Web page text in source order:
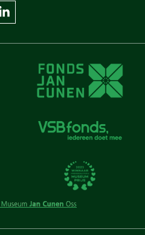
Jan Cunen
Jan Cunen
Museum Jan Cunen
Museum Jan Cunen